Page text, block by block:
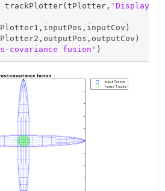
trackPlotter(tPlotter,
covariance fusion' )